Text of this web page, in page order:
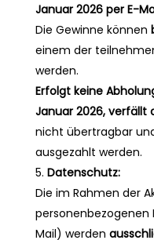
Januar 2026 per E-
Die Gewinne können
einem der
werden.
Erfolgt keine
Januar 2026, verfällt
nicht übertragbar
ausgezahlt werden.
Datenschutz:
Die im Rahmen der
personenbezogenen
Mail) werden